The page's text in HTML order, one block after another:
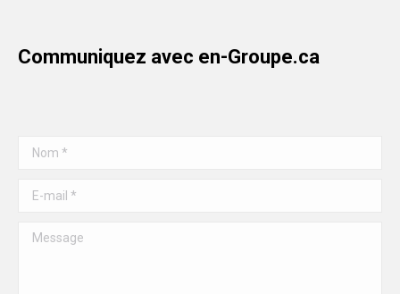
Communiquez avec en-Groupe.ca
Nom *
E-mail *
Message